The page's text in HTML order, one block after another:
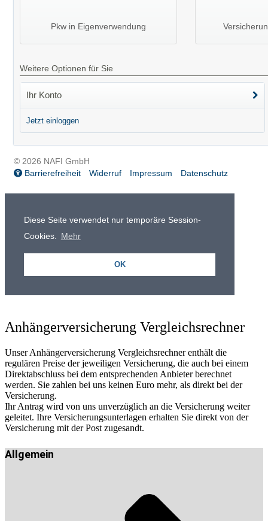
Anhängerversicherung Vergleichsrechner
Unser Anhängerversicherung Vergleichsrechner enthält die
regulären Preise der jeweiligen Versicherung, die auch bei einem
Direktabschluss bei dem entsprechenden Anbieter berechnet
werden. Sie zahlen bei uns keinen Euro mehr, als direkt bei der
Versicherung.
Ihr Antrag wird von uns unverzüglich an die Versicherung weiter
geleitet. Ihre Versicherungsunterlagen erhalten Sie direkt von der
Versicherung mit der Post zugesandt.
Allgemein